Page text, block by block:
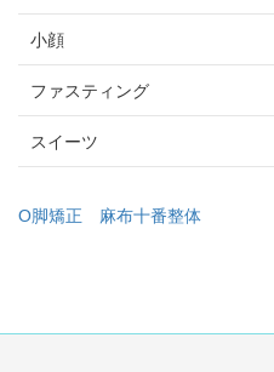
小顔
ファスティング
スイーツ
O脚矯正 麻布十番整体